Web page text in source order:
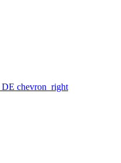
DE chevron_right